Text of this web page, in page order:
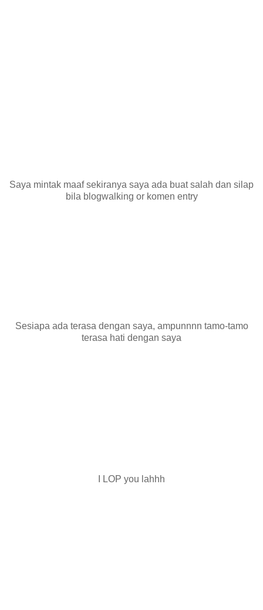
Saya mintak maaf sekiranya saya ada buat salah dan silap
bila blogwalking or komen entry
Sesiapa ada terasa dengan saya, ampunnnn tamo-tamo
terasa hati dengan saya
I LOP you lahhh